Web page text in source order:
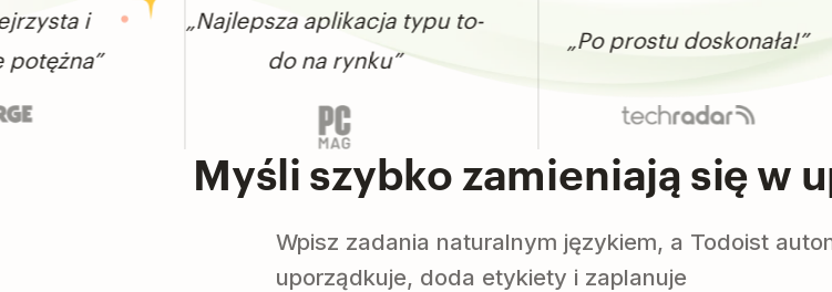
i
„Najlepsza aplikacja typu to-
do na rynku”
„Po prostu doskonała!”
Myśli szybko zamieniają się w
Wpisz zadania naturalnym językiem, a Todoist
uporządkuje, doda etykiety i zaplanuje